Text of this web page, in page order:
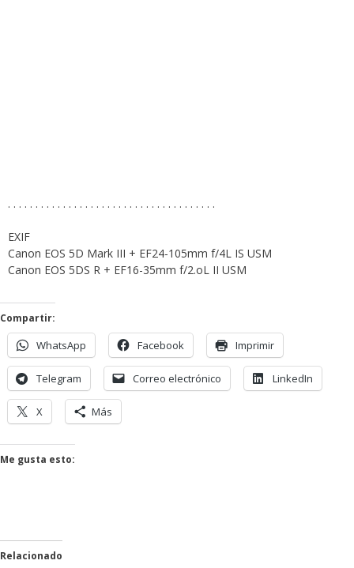
. . . . . . . . . . . . . . . . . . . . . . . . . . . . . . . . . . . . . .
EXIF
Canon EOS 5D Mark III + EF24-105mm f/4L IS USM
Canon EOS 5DS R + EF16-35mm f/2.oL II USM
Compartir:
WhatsApp Facebook Imprimir
Telegram Correo electrónico LinkedIn
X Más
Me gusta esto:
Relacionado